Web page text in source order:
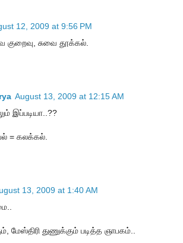
12, 2009 at 9:56 PM
சுவை தூக்கல்.
August 13, 2009 at 12:15 AM
இப்படியா..??
= கலக்கல்.
13, 2009 at 1:40 AM
மேஸ்திரி துணுக்கும் படித்த ஞாபகம்..